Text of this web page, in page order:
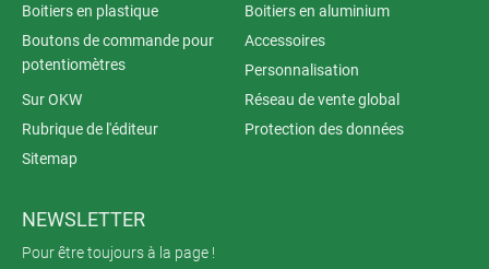
Boitiers en plastique
Boitiers en aluminium
Boutons de commande pour
potentiomètres
Accessoires
Personnalisation
Sur OKW
Réseau de vente global
Rubrique de l'éditeur
Protection des données
Sitemap
NEWSLETTER
Pour être toujours à la page !